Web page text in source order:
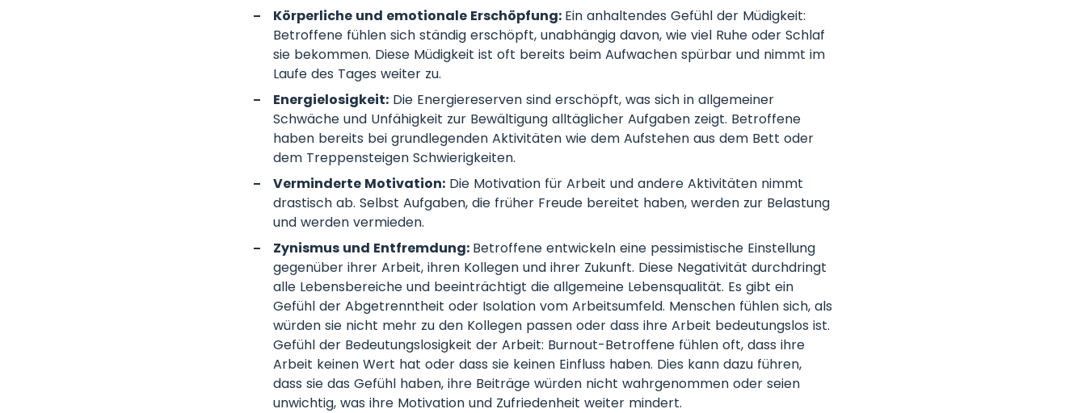
Körperliche und emotionale Erschöpfung: Ein anhaltendes Gefühl der Müdigkeit:
Betroffene fühlen sich ständig erschöpft, unabhängig davon, wie viel Ruhe oder Schlaf
sie bekommen. Diese Müdigkeit ist oft bereits beim Aufwachen spürbar und nimmt im
Laufe des Tages weiter zu.
Energielosigkeit:Die Energiereserven sind erschöpft, was sich in allgemeiner
Schwäche und Unfähigkeit zur Bewältigung alltäglicher Aufgaben zeigt. Betroffene
haben bereits bei grundlegenden Aktivitäten wie dem Aufstehen aus dem Bett oder
dem Treppensteigen Schwierigkeiten.
Verminderte Motivation:Die Motivation für Arbeit und andere Aktivitäten nimmt
drastisch ab. Selbst Aufgaben, die früher Freude bereitet haben, werden zur Belastung
und werden vermieden.
Zynismus und Entfremdung: Betroffene entwickeln eine pessimistische Einstellung
gegenüber ihrer Arbeit, ihren Kollegen und ihrer Zukunft. Diese Negativität durchdringt
alle Lebensbereiche und beeinträchtigt die allgemeine Lebensqualität. Es gibt ein
Gefühl der Abgetrenntheit oder Isolation vom Arbeitsumfeld. Menschen fühlen sich, als
würden sie nicht mehr zu den Kollegen passen oder dass ihre Arbeit bedeutungslos ist.
Gefühl der Bedeutungslosigkeit der Arbeit: Burnout-Betroffene fühlen oft, dass ihre
Arbeit keinen Wert hat oder dass sie keinen Einfluss haben. Dies kann dazu führen,
dass sie das Gefühl haben, ihre Beiträge würden nicht wahrgenommen oder seien
unwichtig, was ihre Motivation und Zufriedenheit weiter mindert.